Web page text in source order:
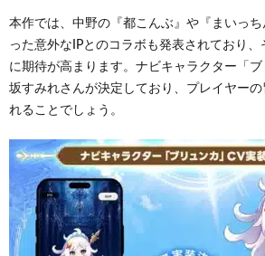
本作では、中野の『都こんぶ』や『まいっ
った意外なIPとのコラボも発表されており
に期待が高まります。ナビキャラクター「
坂すみれさんが決定しており、プレイヤーの
れることでしょう。